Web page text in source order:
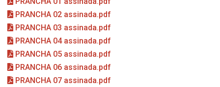
PRANCHA 02 assinada.pdf
PRANCHA 03 assinada.pdf
PRANCHA 04 assinada.pdf
PRANCHA 05 assinada.pdf
PRANCHA 06 assinada.pdf
PRANCHA 07 assinada.pdf